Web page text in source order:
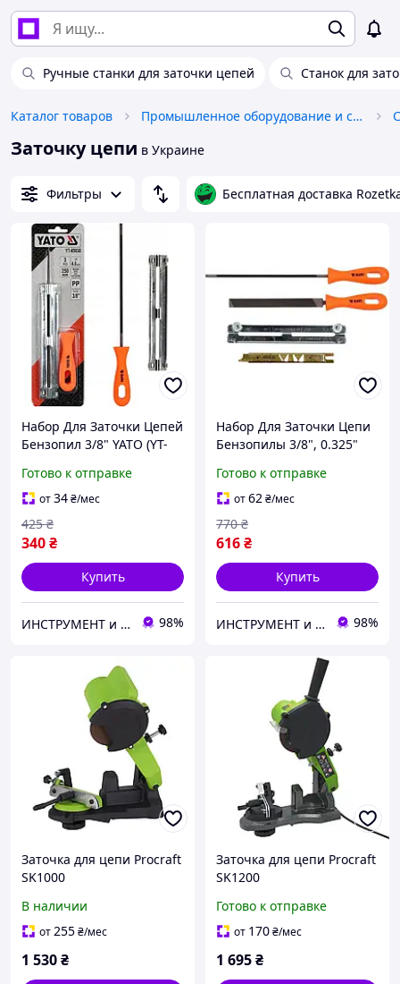
Ручные станки для заточки цепей Станок для
Каталог товаров Промышленное оборудование и станки
Заточку цепи в Украине
Фильтры Бесплатная доставка
Набор Для Заточки Цепей
Бензопил 3/8" YATO (YT-
Готово к отправке
от34₴/мес
340₴
425 ₴
Купить
ИНСТРУМЕНТ и МЕТИЗЫ 98%
Набор Для Заточки Цепи
Бензопилы 3/8", 0.325"
Готово к отправке
от62₴/мес
616₴
770 ₴
Купить
ИНСТРУМЕНТ и МЕТИЗЫ 98%
Заточка для цепи Procraft
SK1000
В наличии
от255₴/мес
1 530₴
Заточка для цепи Procraft
SK1200
Готово к отправке
от 170₴/мес
1 695₴